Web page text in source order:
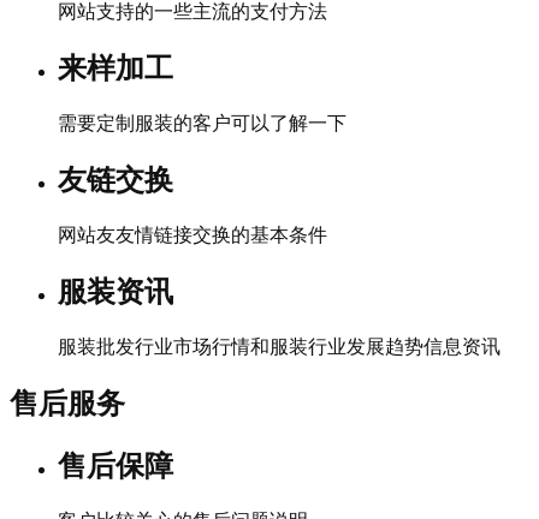
网站支持的一些主流的支付方法
来样加工
需要定制服装的客户可以了解一下
友链交换
网站友友情链接交换的基本条件
服装资讯
服装批发行业市场行情和服装行业发展趋势信息资讯
售后服务
售后保障